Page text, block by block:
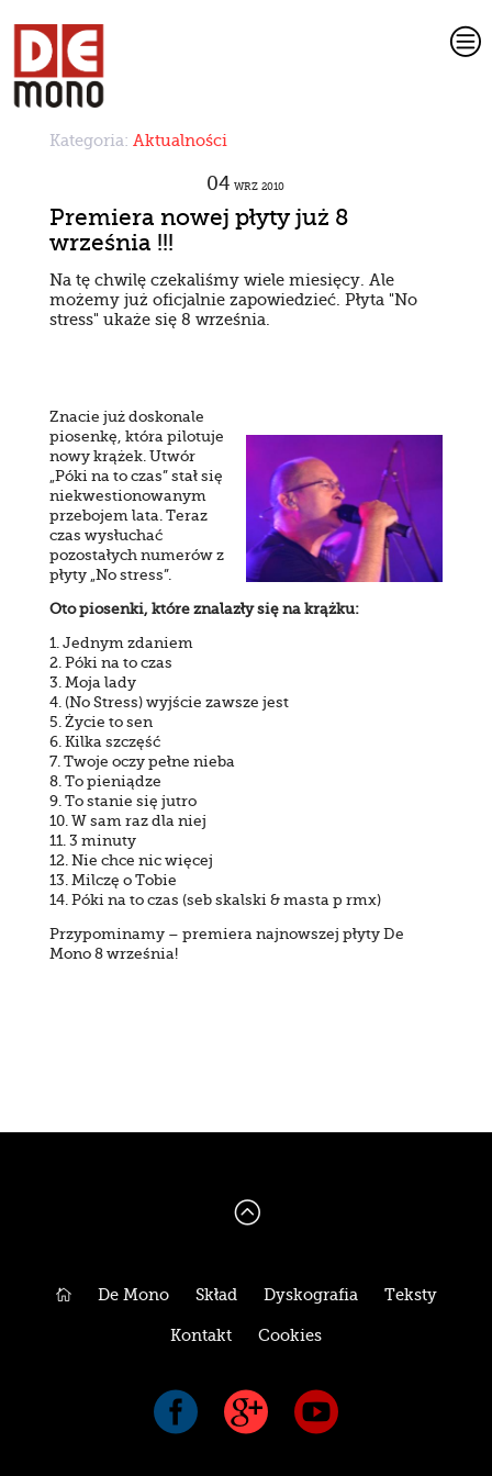
c
Kategoria: Aktualności
04 WRZ 2010
Premiera nowej płyty już 8
września !!!
Na tę chwilę czekaliśmy wiele miesięcy. Ale
możemy już oficjalnie zapowiedzieć. Płyta "No
stress" ukaże się 8 września.
Znacie już doskonale
piosenkę, która pilotuje
nowy krążek. Utwór
„Póki na to czas” stał się
niekwestionowanym
przebojem lata. Teraz
czas wysłuchać
pozostałych numerów z
płyty „No stress”.
Oto piosenki, które znalazły się na krążku:
1. Jednym zdaniem
2. Póki na to czas
3. Moja lady
4. (No Stress) wyjście zawsze jest
5. Życie to sen
6. Kilka szczęść
7. Twoje oczy pełne nieba
8. To pieniądze
9. To stanie się jutro
10. W sam raz dla niej
11. 3 minuty
12. Nie chce nic więcej
13. Milczę o Tobie
14. Póki na to czas (seb skalski & masta p rmx)
Przypominamy – premiera najnowszej płyty De
Mono 8 września!
:
 De Mono Skład Dyskografia Teksty
Kontakt Cookies
  